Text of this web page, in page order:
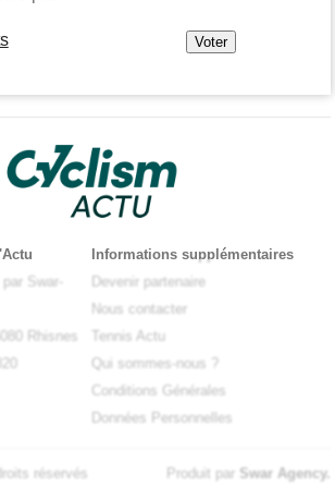
Swar-
Rhisnes
Informations supplémentaires
Devenir partenaire
Nous contacter
Tennis Actu
Qui sommes-nous ?
Conditions Générales
Données Personnelles
réservés Produit par Swar Agency.